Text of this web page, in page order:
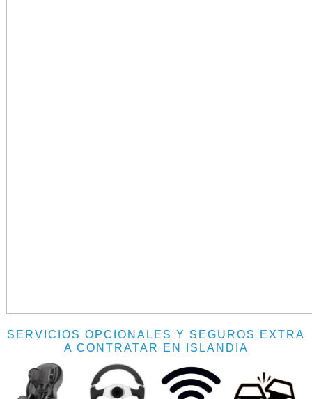
SERVICIOS OPCIONALES Y SEGUROS EXTRA
A CONTRATAR EN ISLANDIA